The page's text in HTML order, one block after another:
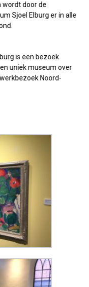
door de
Sjoel Elburg er in alle
is een bezoek
uniek museum over
Noord-